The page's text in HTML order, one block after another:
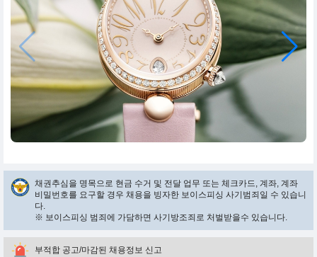
채권추심을 명목으로 현금 수거 및 전달 업무 또는 체크카드, 계좌, 계좌
비밀번호를 요구할 경우 채용을 빙자한 보이스피싱 사기범죄일 수 있습니
다.
※ 보이스피싱 범죄에 가담하면 사기방조죄로 처벌받을수 있습니다.
부적합 공고/마감된 채용정보 신고